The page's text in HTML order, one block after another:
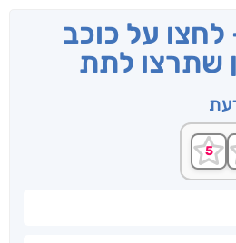
לחצו על כוכב
שתרצו לתת